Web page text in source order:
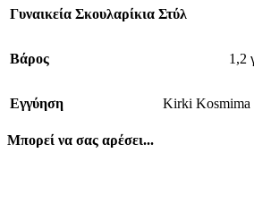
Γυναικεία Σκουλαρίκια Στύλ
Βάρος 1,2
Εγγύηση Kirki Kosmima
Μπορεί να σας αρέσει...